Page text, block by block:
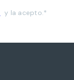
y la acepto.*